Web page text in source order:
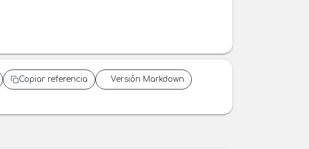
Copiar referencia Versión Markdown